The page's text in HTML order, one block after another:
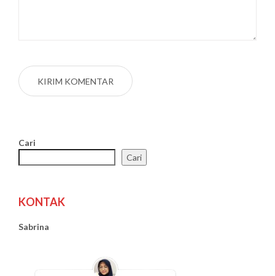
Cari
Cari
KONTAK
Sabrina